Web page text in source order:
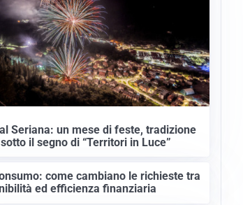
Seriana: un mese di feste, tradizione
il segno di “Territori in Luce”
come cambiano le richieste tra
ed efficienza finanziaria